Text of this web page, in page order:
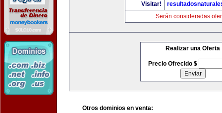
Visitar!
Serán consideradas
Realizar una Oferta
Precio Ofrecido $
Otros dominios en venta: